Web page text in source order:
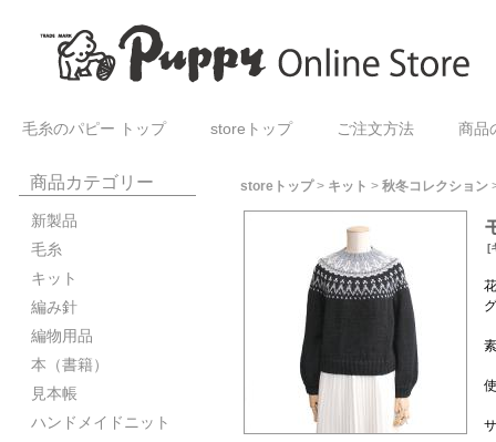
毛糸のパピー トップ storeトップ ご注文方法 商品
商品カテゴリー
新製品
毛糸
キット
編み針
編物用品
本（書籍）
見本帳
ハンドメイドニット
storeトップ> キット > 秋冬コレクション
[